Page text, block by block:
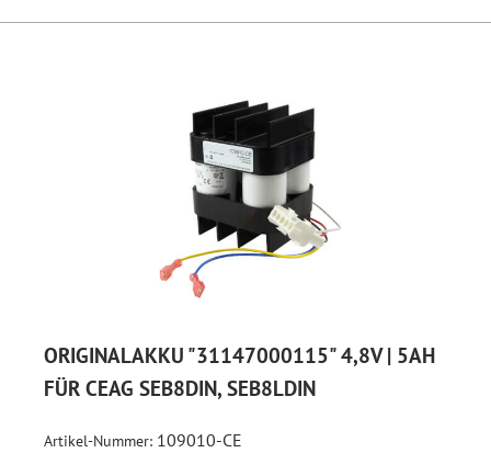
ORIGINALAKKU "31147000115" 4,8V | 5AH
FÜR CEAG SEB8DIN, SEB8LDIN
Artikel-Nummer: 109010-CE